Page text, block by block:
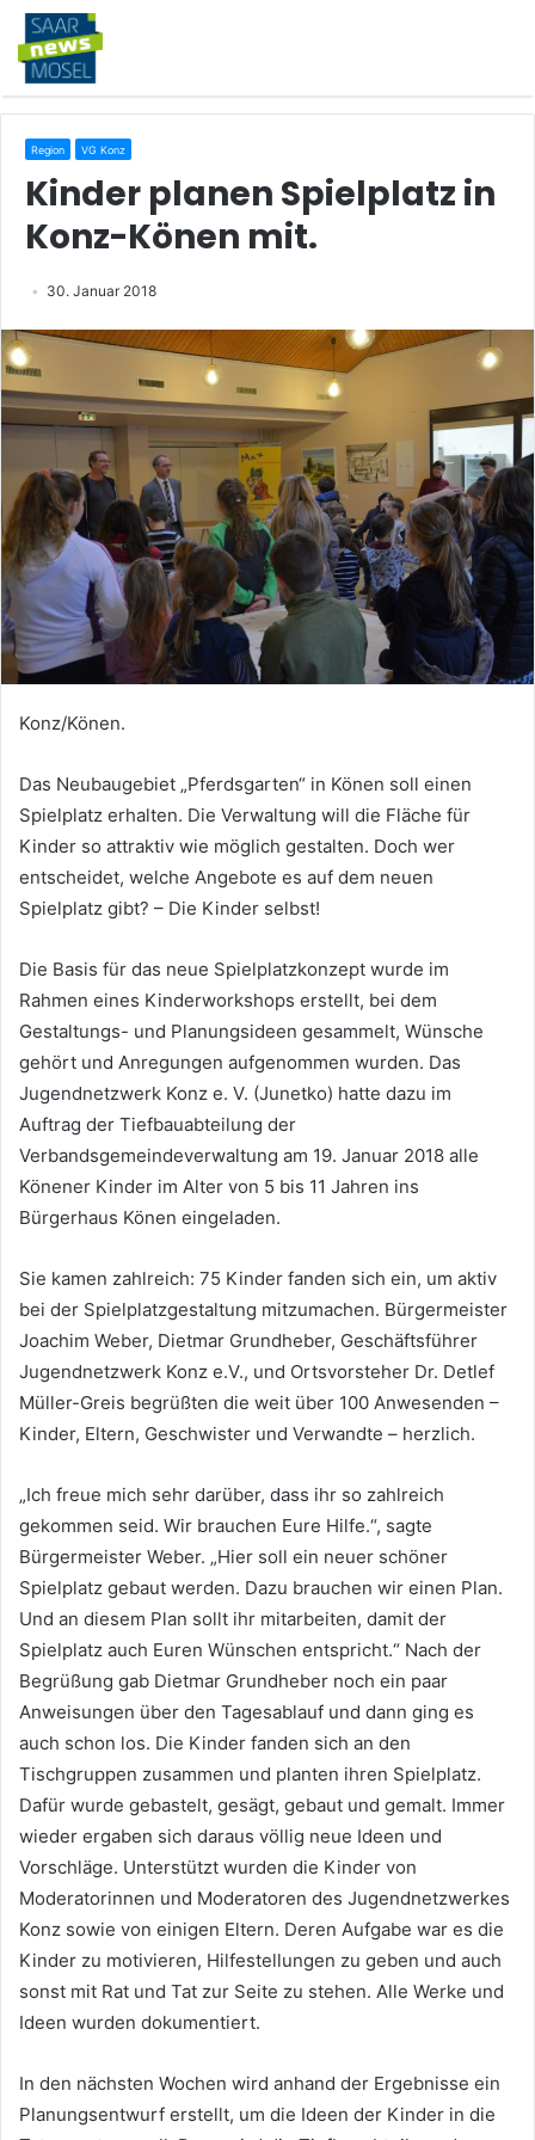
Region VG Konz
Kinder planen Spielplatz in
Konz-Könen mit.
30. Januar 2018
Konz/Könen.
Das Neubaugebiet „Pferdsgarten“ in Könen soll einen
Spielplatz erhalten. Die Verwaltung will die Fläche für
Kinder so attraktiv wie möglich gestalten. Doch wer
entscheidet, welche Angebote es auf dem neuen
Spielplatz gibt? – Die Kinder selbst!
Die Basis für das neue Spielplatzkonzept wurde im
Rahmen eines Kinderworkshops erstellt, bei dem
Gestaltungs- und Planungsideen gesammelt, Wünsche
gehört und Anregungen aufgenommen wurden. Das
Jugendnetzwerk Konz e. V. (Junetko) hatte dazu im
Auftrag der Tiefbauabteilung der
Verbandsgemeindeverwaltung am 19. Januar 2018 alle
Könener Kinder im Alter von 5 bis 11 Jahren ins
Bürgerhaus Könen eingeladen.
Sie kamen zahlreich: 75 Kinder fanden sich ein, um aktiv
bei der Spielplatzgestaltung mitzumachen. Bürgermeister
Joachim Weber, Dietmar Grundheber, Geschäftsführer
Jugendnetzwerk Konz e.V., und Ortsvorsteher Dr. Detlef
Müller-Greis begrüßten die weit über 100 Anwesenden –
Kinder, Eltern, Geschwister und Verwandte – herzlich.
„Ich freue mich sehr darüber, dass ihr so zahlreich
gekommen seid. Wir brauchen Eure Hilfe.“, sagte
Bürgermeister Weber. „Hier soll ein neuer schöner
Spielplatz gebaut werden. Dazu brauchen wir einen Plan.
Und an diesem Plan sollt ihr mitarbeiten, damit der
Spielplatz auch Euren Wünschen entspricht.“ Nach der
Begrüßung gab Dietmar Grundheber noch ein paar
Anweisungen über den Tagesablauf und dann ging es
auch schon los. Die Kinder fanden sich an den
Tischgruppen zusammen und planten ihren Spielplatz.
Dafür wurde gebastelt, gesägt, gebaut und gemalt. Immer
wieder ergaben sich daraus völlig neue Ideen und
Vorschläge. Unterstützt wurden die Kinder von
Moderatorinnen und Moderatoren des Jugendnetzwerkes
Konz sowie von einigen Eltern. Deren Aufgabe war es die
Kinder zu motivieren, Hilfestellungen zu geben und auch
sonst mit Rat und Tat zur Seite zu stehen. Alle Werke und
Ideen wurden dokumentiert.
In den nächsten Wochen wird anhand der Ergebnisse ein
Planungsentwurf erstellt, um die Ideen der Kinder in die